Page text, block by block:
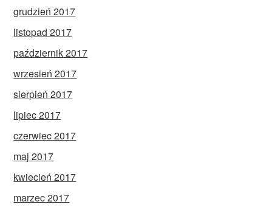
grudzień 2017
listopad 2017
październik 2017
wrzesień 2017
sierpień 2017
lipiec 2017
czerwiec 2017
maj 2017
kwiecień 2017
marzec 2017